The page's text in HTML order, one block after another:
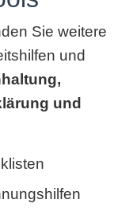
Sie weitere
und
und